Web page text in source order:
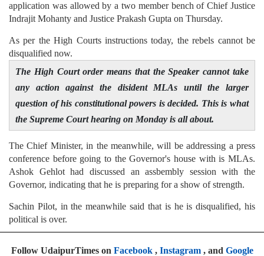
application was allowed by a two member bench of Chief Justice
Indrajit Mohanty and Justice Prakash Gupta on Thursday.
As per the High Courts instructions today, the rebels cannot be
disqualified now.
The High Court order means that the Speaker cannot take
any action against the disident MLAs until the larger
question of his constitutional powers is decided. This is what
the Supreme Court hearing on Monday is all about.
The Chief Minister, in the meanwhile, will be addressing a press
conference before going to the Governor's house with is MLAs.
Ashok Gehlot had discussed an assbembly session with the
Governor, indicating that he is preparing for a show of strength.
Sachin Pilot, in the meanwhile said that is he is disqualified, his
political is over.
Follow UdaipurTimes on Facebook, Instagram, and Google